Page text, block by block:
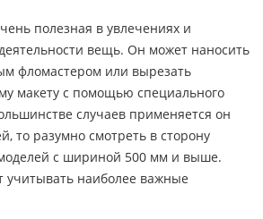
полезная в увлечениях и
вещь. Он может наносить
фломастером или вырезать
макету с помощью специального
случаев применяется он
то разумно смотреть в сторону
с шириной 500 мм и выше.
учитывать наиболее важные